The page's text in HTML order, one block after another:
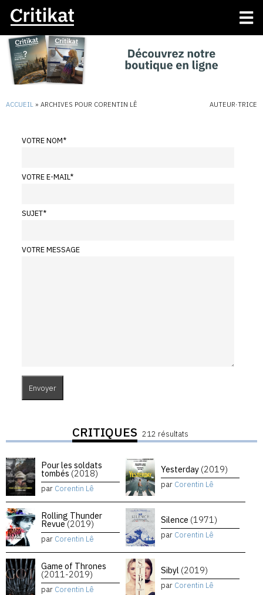
ACCUEIL » ARCHIVES POUR CORENTIN LÊ AUTEUR·TRICE
VOTRE NOM*
VOTRE E-MAIL*
SUJET*
VOTRE MESSAGE
CRITIQUES 212 résultats
Pour les soldats
tombés (2018)
par Corentin Lê
Yesterday (2019)
par Corentin Lê
Rolling Thunder
Revue(2019)
par Corentin Lê
Silence (1971)
par Corentin Lê
Game of Thrones
(2011-2019)
par Corentin Lê
Sibyl (2019)
par Corentin Lê